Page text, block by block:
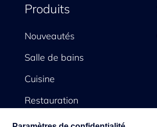
Produits
Nouveautés
Salle de bains
Cuisine
Restauration